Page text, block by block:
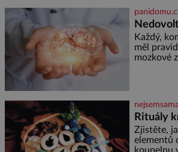
viděna s
nímž se
Každý,
měl
mozkové
marně v
knížky,
přečetli.
věkem
rozhodla
Rituály
Zjistěte,
elementů
koupelnu